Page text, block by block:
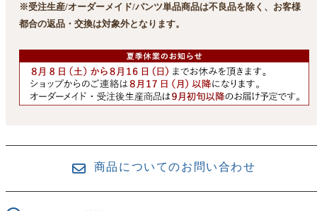
※受注生産/オーダーメイド/パンツ単品商品は不良品を除く、お客様
都合の返品・交換は対象外となります。
商品についてのお問い合わせ